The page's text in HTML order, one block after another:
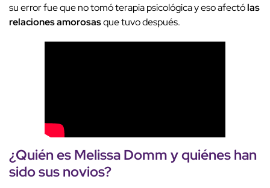
su error fue que no tomó terapia psicológica y eso afectólas
relaciones amorosasque tuvo después.
¿Quién es Melissa Domm y quiénes han
sido sus novios?